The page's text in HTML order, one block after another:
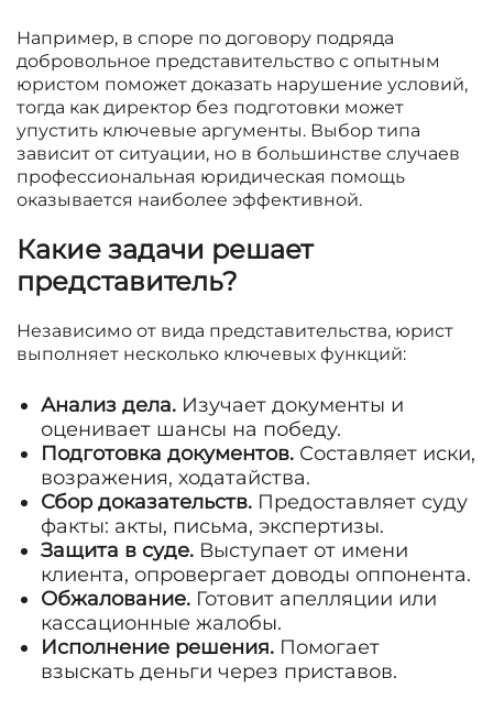
Например, в споре по договору подряда
добровольное представительство с опытным
юристом поможет доказать нарушение условий,
тогда как директор без подготовки может
упустить ключевые аргументы. Выбор типа
зависит от ситуации, но в большинстве случаев
профессиональная юридическая помощь
оказывается наиболее эффективной.
Какие задачи решает
представитель?
Независимо от вида представительства, юрист
выполняет несколько ключевых функций:
Анализ дела. Изучает документы и
оценивает шансы на победу.
Подготовка документов. Составляет иски,
возражения, ходатайства.
Сбор доказательств. Предоставляет суду
факты: акты, письма, экспертизы.
Защита в суде. Выступает от имени
клиента, опровергает доводы оппонента.
Обжалование. Готовит апелляции или
кассационные жалобы.
Исполнение решения. Помогает
взыскать деньги через приставов.